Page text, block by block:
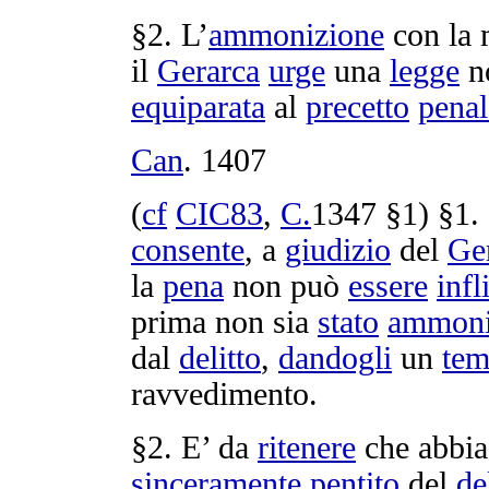
§2. L’ammonizione con la
il Gerarca urge una legge
equiparata al precetto
Can. 1407
(cf CIC83, C.1347 §1)
consente, a giudizio del
la pena non può essere
prima non sia stato
dal delitto, dandogli un
ravvedimento.
§2. E’ da ritenere che